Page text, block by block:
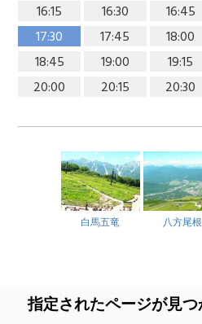
16:15
16:30 16:45
17:30
17:45 18:00
18:45
19:00 19:15
20:00
20:15 20:30
白馬五竜 八方尾根